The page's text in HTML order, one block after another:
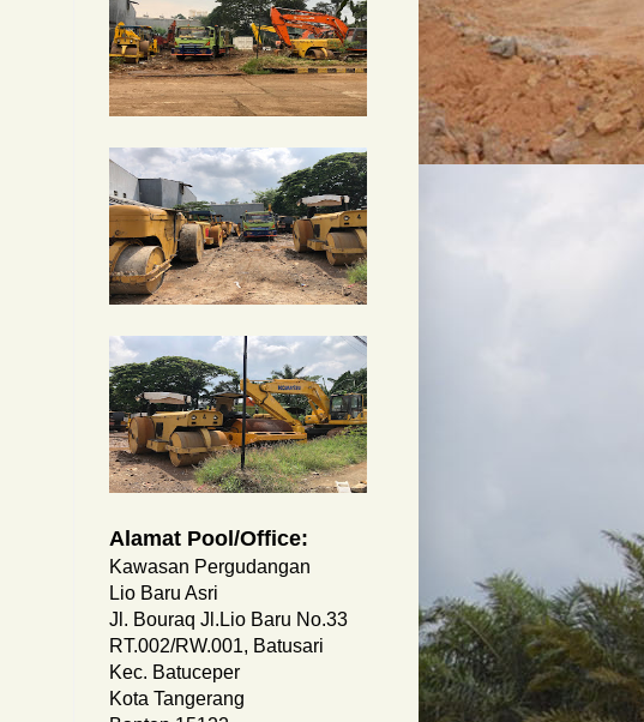
Alamat Pool/Office:
Kawasan Pergudangan
Lio Baru Asri
Jl. Bouraq Jl.Lio Baru No.33
RT.002/RW.001, Batusari
Kec. Batuceper
Kota Tangerang